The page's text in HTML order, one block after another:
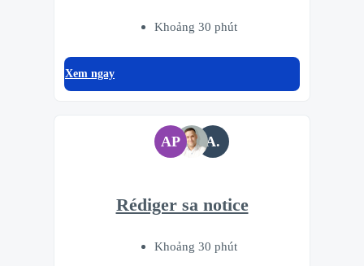
Khoảng 30 phút
Xem ngay
AP A.
Rédiger sa notice
Khoảng 30 phút